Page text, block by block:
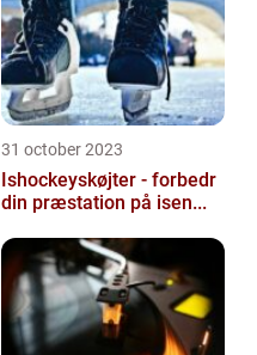
31 october 2023
Ishockeyskøjter - forbedr
din præstation på isen...